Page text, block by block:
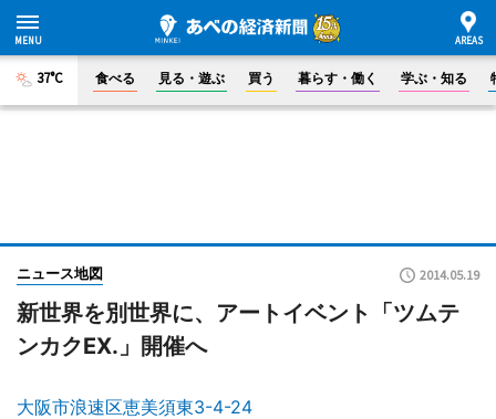
37°C 食べる 見る・遊ぶ 買う 暮らす・働く 学ぶ・知る
ニュース地図 2014.05.19
新世界を別世界に、アートイベント「ツムテ
ンカクEX.」開催へ
大阪市浪速区恵美須東3-4-24